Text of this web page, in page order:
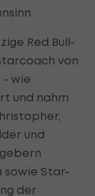
Red Bull-
von
- wie
und nahm
und
sowie Star-
der